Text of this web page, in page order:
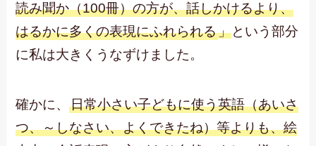
読み聞か（100冊）の方が、話しかけるより、
はるかに多くの表現にふれられる」という部分
に私は大きくうなずけました。
確かに、日常小さい子どもに使う英語（あいさ
つ、～しなさい、よくできたね）等よりも、絵